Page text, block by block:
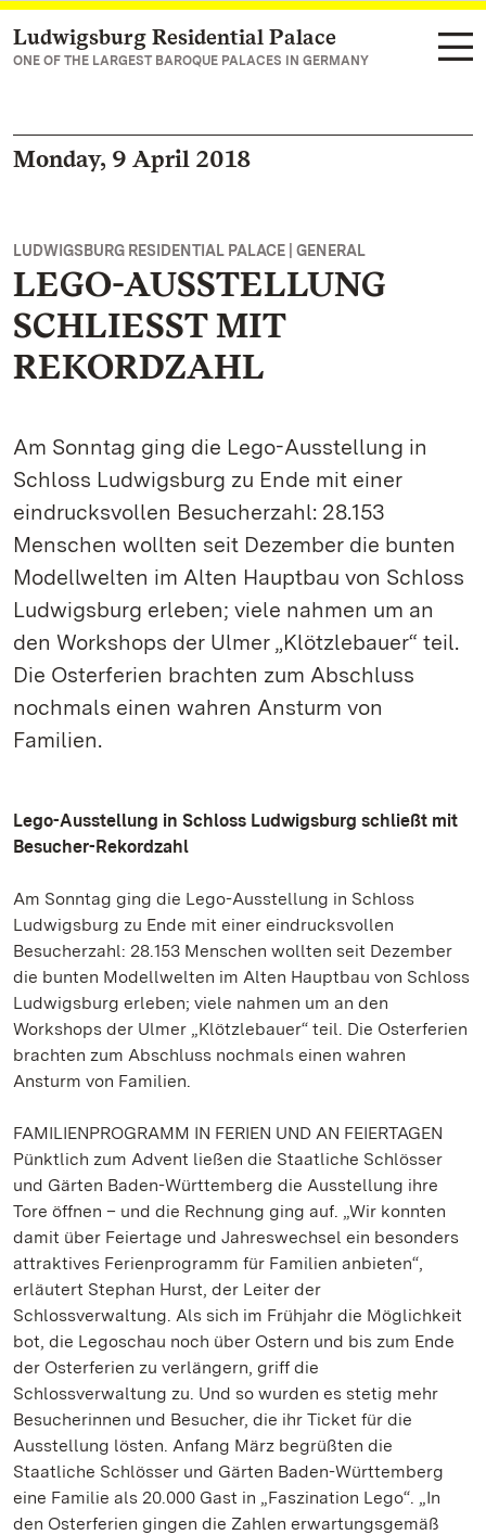
Navigate to main page
Ludwigsburg Residential Palace
ONE OF THE LARGEST BAROQUE PALACES IN GERMANY
Monday, 9 April 2018
LUDWIGSBURG RESIDENTIAL PALACE | GENERAL
LEGO-AUSSTELLUNG
SCHLIESST MIT
REKORDZAHL
Am Sonntag ging die Lego-Ausstellung in
Schloss Ludwigsburg zu Ende mit einer
eindrucksvollen Besucherzahl: 28.153
Menschen wollten seit Dezember die bunten
Modellwelten im Alten Hauptbau von Schloss
Ludwigsburg erleben; viele nahmen um an
den Workshops der Ulmer „Klötzlebauer“ teil.
Die Osterferien brachten zum Abschluss
nochmals einen wahren Ansturm von
Familien.
Lego-Ausstellung in Schloss Ludwigsburg schließt mit
Besucher-Rekordzahl
Am Sonntag ging die Lego-Ausstellung in Schloss
Ludwigsburg zu Ende mit einer eindrucksvollen
Besucherzahl: 28.153 Menschen wollten seit Dezember
die bunten Modellwelten im Alten Hauptbau von Schloss
Ludwigsburg erleben; viele nahmen um an den
Workshops der Ulmer „Klötzlebauer“ teil. Die Osterferien
brachten zum Abschluss nochmals einen wahren
Ansturm von Familien.
FAMILIENPROGRAMM IN FERIEN UND AN FEIERTAGEN
Pünktlich zum Advent ließen die Staatliche Schlösser
und Gärten Baden-Württemberg die Ausstellung ihre
Tore öffnen – und die Rechnung ging auf. „Wir konnten
damit über Feiertage und Jahreswechsel ein besonders
attraktives Ferienprogramm für Familien anbieten“,
erläutert Stephan Hurst, der Leiter der
Schlossverwaltung. Als sich im Frühjahr die Möglichkeit
bot, die Legoschau noch über Ostern und bis zum Ende
der Osterferien zu verlängern, griff die
Schlossverwaltung zu. Und so wurden es stetig mehr
Besucherinnen und Besucher, die ihr Ticket für die
Ausstellung lösten. Anfang März begrüßten die
Staatliche Schlösser und Gärten Baden-Württemberg
eine Familie als 20.000 Gast in „Faszination Lego“. „In
den Osterferien gingen die Zahlen erwartungsgemäß